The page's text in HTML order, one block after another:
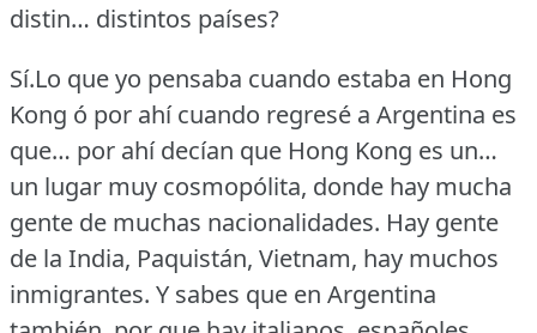
distin… distintos países?
Sí.Lo que yo pensaba cuando estaba en Hong
Kong ó por ahí cuando regresé a Argentina es
que… por ahí decían que Hong Kong es un…
un lugar muy cosmopólita, donde hay mucha
gente de muchas nacionalidades. Hay gente
de la India, Paquistán, Vietnam, hay muchos
inmigrantes. Y sabes que en Argentina